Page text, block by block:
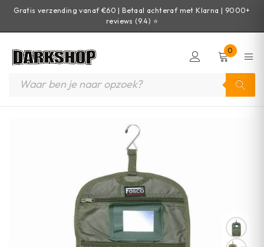
Gratis verzending vanaf €60 | Betaal achteraf met Klarna | 9000+
reviews (9.4) ⭐
0